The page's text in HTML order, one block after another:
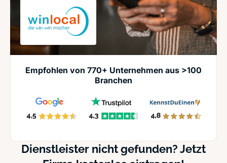
Empfohlen von 770+ Unternehmen aus >100
Branchen
Dienstleister nicht gefunden? Jetzt